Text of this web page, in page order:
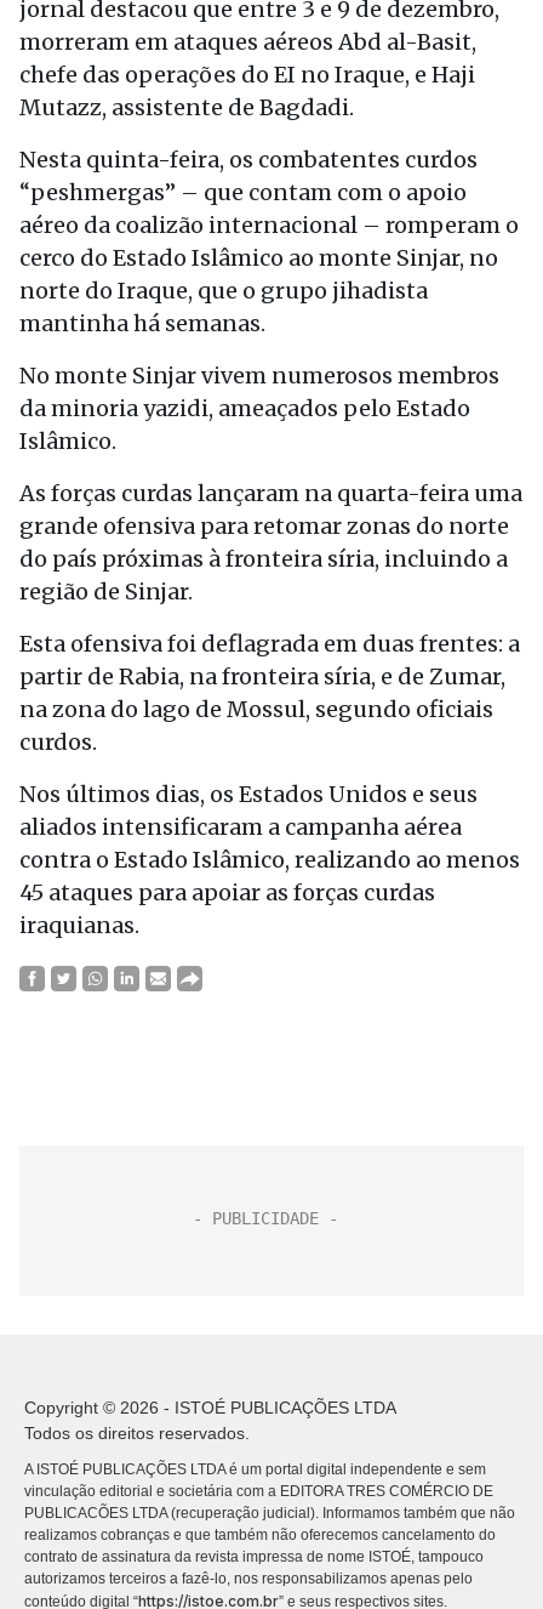
jornal destacou que entre 3 e 9 de dezembro,
morreram em ataques aéreos Abd al-Basit,
chefe das operações do EI no Iraque, e Haji
Mutazz, assistente de Bagdadi.
Nesta quinta-feira, os combatentes curdos
“peshmergas” – que contam com o apoio
aéreo da coalizão internacional – romperam o
cerco do Estado Islâmico ao monte Sinjar, no
norte do Iraque, que o grupo jihadista
mantinha há semanas.
No monte Sinjar vivem numerosos membros
da minoria yazidi, ameaçados pelo Estado
Islâmico.
As forças curdas lançaram na quarta-feira uma
grande ofensiva para retomar zonas do norte
do país próximas à fronteira síria, incluindo a
região de Sinjar.
Esta ofensiva foi deflagrada em duas frentes: a
partir de Rabia, na fronteira síria, e de Zumar,
na zona do lago de Mossul, segundo oficiais
curdos.
Nos últimos dias, os Estados Unidos e seus
aliados intensificaram a campanha aérea
contra o Estado Islâmico, realizando ao menos
45 ataques para apoiar as forças curdas
iraquianas.
Copyright © 2026 - ISTOÉ PUBLICAÇÕES LTDA
Todos os direitos reservados.
A ISTOÉ PUBLICAÇÕES LTDA é um portal digital independente e sem
vinculação editorial e societária com a EDITORA TRES COMÉRCIO DE
PUBLICACÕES LTDA (recuperação judicial). Informamos também que não
realizamos cobranças e que também não oferecemos cancelamento do
contrato de assinatura da revista impressa de nome ISTOÉ, tampouco
autorizamos terceiros a fazê-lo, nos responsabilizamos apenas pelo
conteúdo digital “https://istoe.com.br” e seus respectivos sites.